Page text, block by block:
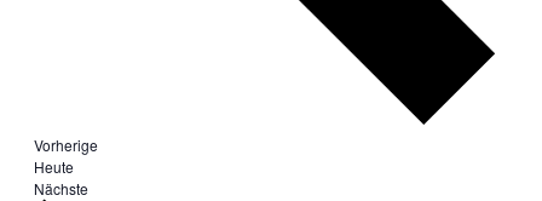
VorherigeVeranstaltungen
Heute
Nächste